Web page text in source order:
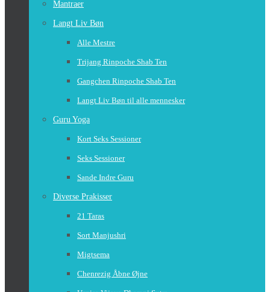
Mantraer
Langt Liv Bøn
Alle Mestre
Trijang Rinpoche Shab Ten
Gangchen Rinpoche Shab Ten
Langt Liv Bøn til alle mennesker
Guru Yoga
Kort Seks Sessioner
Seks Sessioner
Sande Indre Guru
Diverse Prakisser
21 Taras
Sort Manjushri
Migtsema
Chenrezig Åbne Øjne